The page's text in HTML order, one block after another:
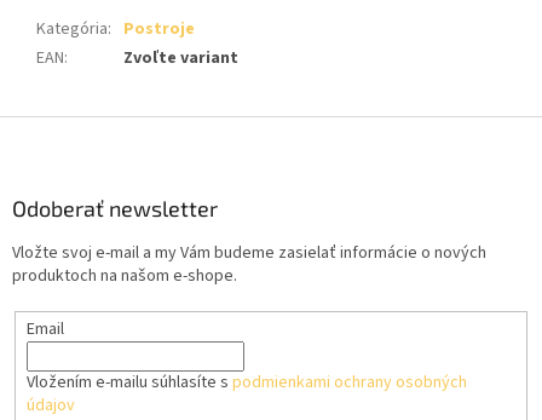
Kategória: Postroje
EAN: Zvoľte variant
Odoberať newsletter
Vložte svoj e-mail a my Vám budeme zasielať informácie o nových
produktoch na našom e-shope.
Email
Vložením e-mailu súhlasíte s podmienkami ochrany osobných
údajov